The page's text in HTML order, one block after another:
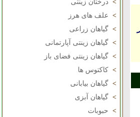
> درختان زینتی
> علف های هرز
> گیاهان زراعی
> گیاهان زینتی آپارتمانی
> گیاهان زینتی فضای باز
> کاکتوس ها
> گیاهان بیابانی
> گیاهان آبزی
> حبوبات